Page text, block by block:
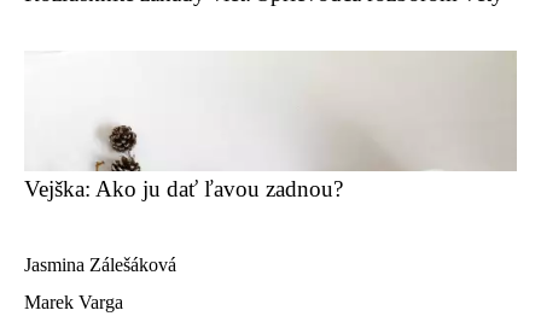
Vejška: Ako ju dať ľavou zadnou?
Jasmina Zálešáková
Marek Varga